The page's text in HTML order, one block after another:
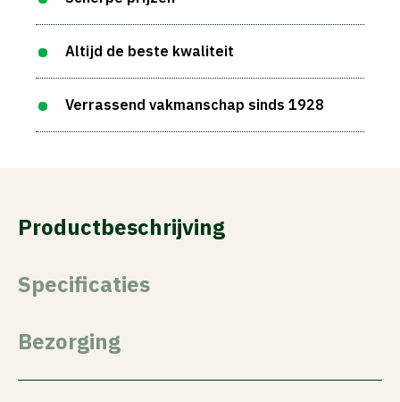
Altijd de beste kwaliteit
Verrassend vakmanschap sinds 1928
Productbeschrijving
Specificaties
Bezorging